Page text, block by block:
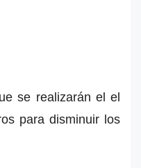
se realizarán el el
para disminuir los